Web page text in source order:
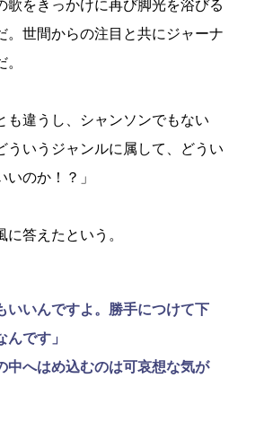
歌をきっかけに再び脚光を浴びる
。世間からの注目と共にジャーナ
も違うし、シャンソンでもない
ういうジャンルに属して、どうい
いのか！？」
答えたという。
いいんですよ。勝手につけて下
んです」
中へはめ込むのは可哀想な気が